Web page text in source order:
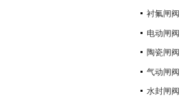
衬氟闸阀
电动闸阀
陶瓷闸阀
气动闸阀
水封闸阀